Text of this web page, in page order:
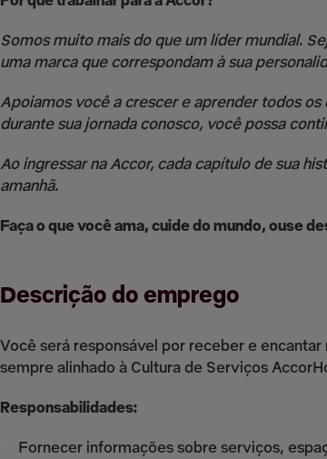
Somos muito mais do que um líder mundial.
uma marca que correspondam à sua
Apoiamos você a crescer e aprender todos
durante sua jornada conosco, você possa
Ao ingressar na Accor, cada capítulo de sua
amanhã.
Faça o que você ama, cuide do mundo, ouse
Descrição do emprego
Você será responsável por receber e
sempre alinhado à Cultura de Serviços
Responsabilidades:
Fornecer informações sobre serviços,